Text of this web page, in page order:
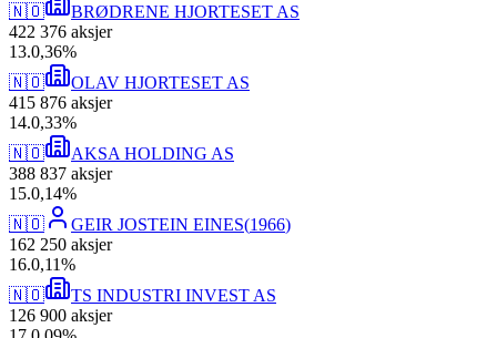
🇳🇴
BRØDRENE HJORTESET AS
422 376 aksjer
13.0,36%
🇳🇴
OLAV HJORTESET AS
415 876 aksjer
14.0,33%
🇳🇴
AKSA HOLDING AS
388 837 aksjer
15.0,14%
🇳🇴
GEIR JOSTEIN EINES(1966)
162 250 aksjer
16.0,11%
🇳🇴
TS INDUSTRI INVEST AS
126 900 aksjer